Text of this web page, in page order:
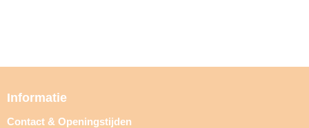
Informatie
Contact & Openingstijden